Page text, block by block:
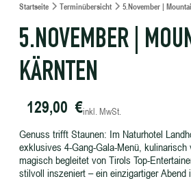
Startseite Terminübersicht 5.November |
5.NOVEMBER |
KÄRNTEN
129,00 €inkl. MwSt.
Genuss trifft Staunen: Im Naturhotel
exklusives 4-Gang-Gala-Menü,
magisch begleitet von Tirols Top-
stilvoll inszeniert – ein einzigartiger Abend